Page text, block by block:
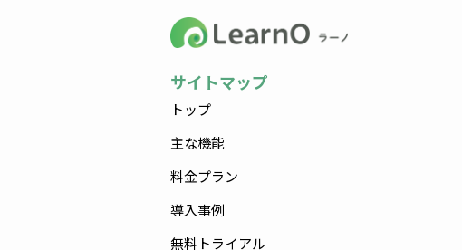
サイトマップ
トップ
主な機能
料金プラン
導入事例
無料トライアル